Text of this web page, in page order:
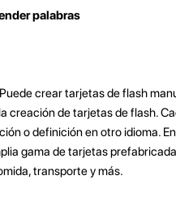
palabras
crear tarjetas de flash
creación de tarjetas de flash.
o definición en otro idioma.
gama de tarjetas
transporte y más.